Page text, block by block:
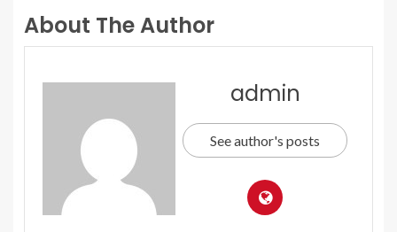
About The Author
admin
See author's posts